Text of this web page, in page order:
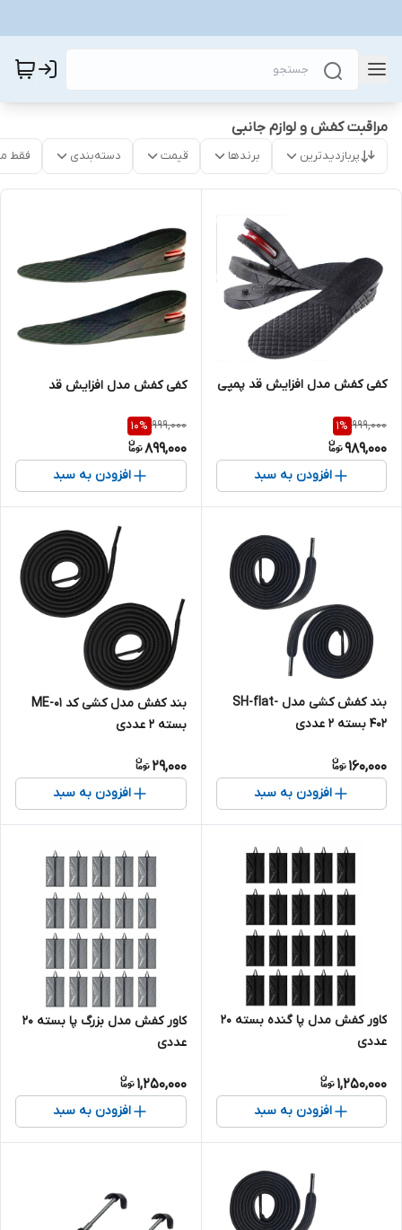
مراقبت کفش و لوازم جانبی
پربازدیدترین برندها قیمت دسته‌بندی فقط
کفی کفش مدل افزایش قد پمپی
999,000
1%
989,000
افزودن به سبد
کفی کفش مدل افزایش قد
999,000
10%
899,000
افزودن به سبد
بند کفش کشی مدل SH-flat-
402 بسته 2 عددی
160,000
افزودن به سبد
بند کفش مدل کشی کد ME-01
بسته 2 عددی
29,000
افزودن به سبد
کاور کفش مدل پا گنده بسته 20
عددی
1,250,000
افزودن به سبد
کاور کفش مدل بزرگ پا بسته 20
عددی
1,250,000
افزودن به سبد